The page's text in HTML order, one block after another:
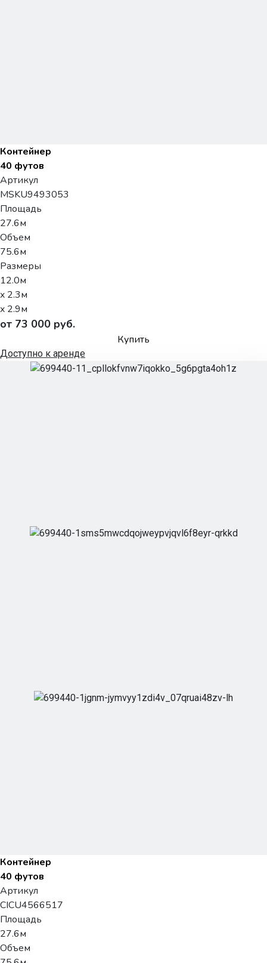
Контейнер
40 футов
Артикул
MSKU9493053
Площадь
27.6м
Объем
75.6м
Размеры
12.0м
x 2.3м
x 2.9м
от 73 000 руб.
Купить
Доступно к аренде
Контейнер
40 футов
Артикул
CICU4566517
Площадь
27.6м
Объем